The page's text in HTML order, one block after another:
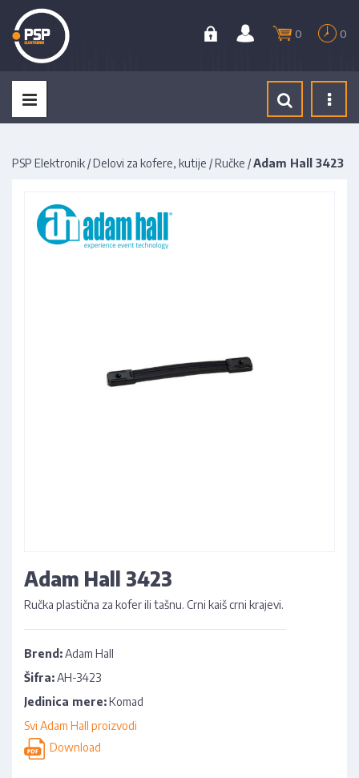
0 0
PSP Elektronik /Delovi za kofere, kutije /Ručke /Adam Hall 3423
Adam Hall 3423
Ručka plastična za kofer ili tašnu. Crni kaiš crni krajevi.
Brend:Adam Hall
Šifra:AH-3423
Jedinica mere:Komad
Svi Adam Hall proizvodi
Download